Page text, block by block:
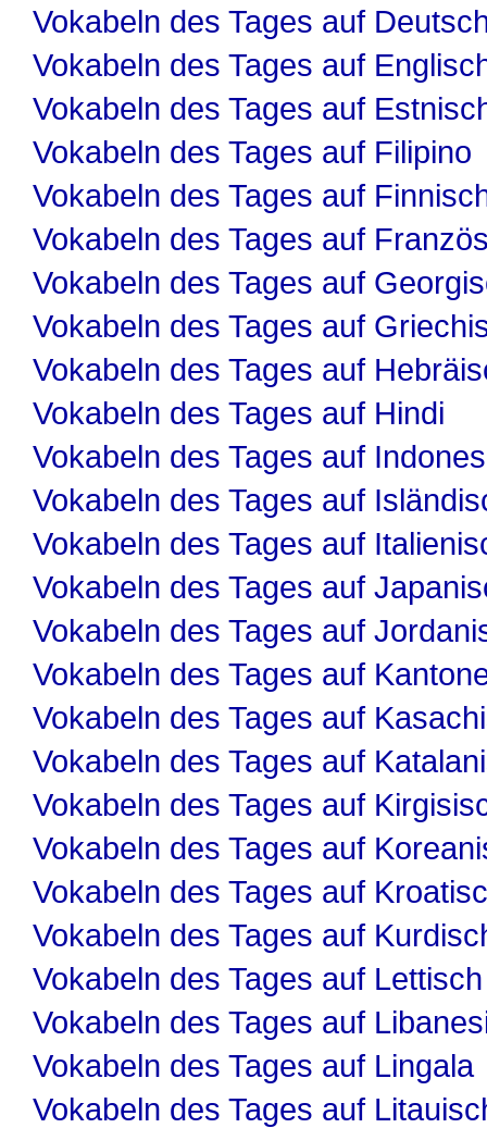
Vokabeln des Tages auf
Vokabeln des Tages auf
Vokabeln des Tages auf
Vokabeln des Tages auf Filipino
Vokabeln des Tages auf
Vokabeln des Tages auf
Vokabeln des Tages auf
Vokabeln des Tages auf
Vokabeln des Tages auf
Vokabeln des Tages auf Hindi
Vokabeln des Tages auf
Vokabeln des Tages auf
Vokabeln des Tages auf
Vokabeln des Tages auf
Vokabeln des Tages auf
Vokabeln des Tages auf
Vokabeln des Tages auf
Vokabeln des Tages auf
Vokabeln des Tages auf
Vokabeln des Tages auf
Vokabeln des Tages auf
Vokabeln des Tages auf
Vokabeln des Tages auf Lettisch
Vokabeln des Tages auf
Vokabeln des Tages auf Lingala
Vokabeln des Tages auf